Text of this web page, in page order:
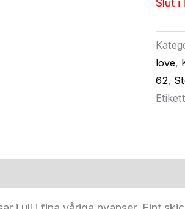
Slut i
love,
62,